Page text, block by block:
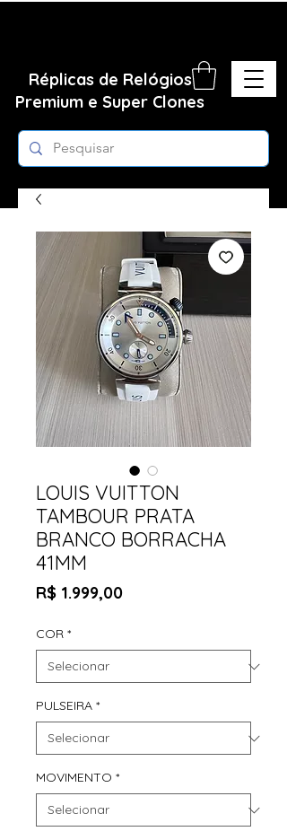
Réplicas de Relógios
Premium e Super Clones
LOUIS VUITTON
TAMBOUR PRATA
BRANCO BORRACHA
41MM
R$ 1.999,00Preço
COR *
PULSEIRA *
MOVIMENTO *